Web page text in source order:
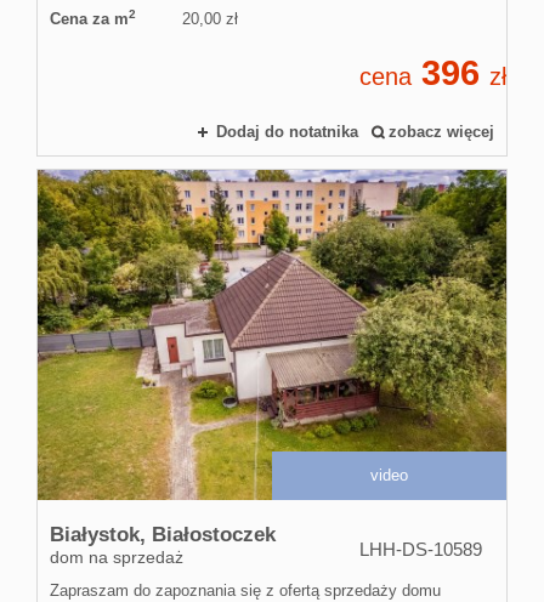
Cena za m2 20,00 zł
cena 396 zł
Dodaj do notatnika zobacz więcej
video
Białystok, Białostoczek
dom na sprzedaż LHH-DS-10589
Zapraszam do zapoznania się z ofertą sprzedaży domu